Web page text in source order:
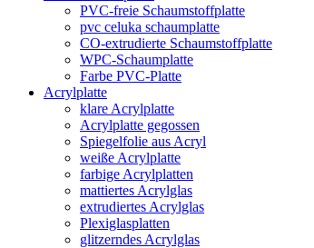
PVC-freie Schaumstoffplatte
pvc celuka schaumplatte
CO-extrudierte Schaumstoffplatte
WPC-Schaumplatte
Farbe PVC-Platte
Acrylplatte
klare Acrylplatte
Acrylplatte gegossen
Spiegelfolie aus Acryl
weiße Acrylplatte
farbige Acrylplatten
mattiertes Acrylglas
extrudiertes Acrylglas
Plexiglasplatten
glitzerndes Acrylglas